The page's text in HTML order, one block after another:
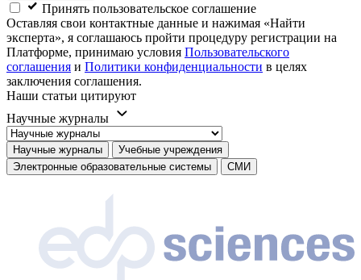
Принять пользовательское соглашение
Оставляя свои контактные данные и нажимая «Найти
эксперта», я соглашаюсь пройти процедуру регистрации на
Платформе, принимаю условия Пользовательского
соглашения и Политики конфиденциальности в целях
заключения соглашения.
Наши статьи цитируют
Научные журналы
Научные журналы
Учебные учреждения
Электронные образовательные системы
СМИ